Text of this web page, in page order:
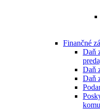
Finančné
Daň
Daň
Daň